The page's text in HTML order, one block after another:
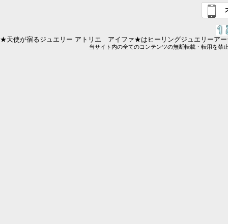
★天使が宿るジュエリー アトリエ アイファ★はヒーリングジュエリーア
当サイト内の全てのコンテンツの無断転載・転用を